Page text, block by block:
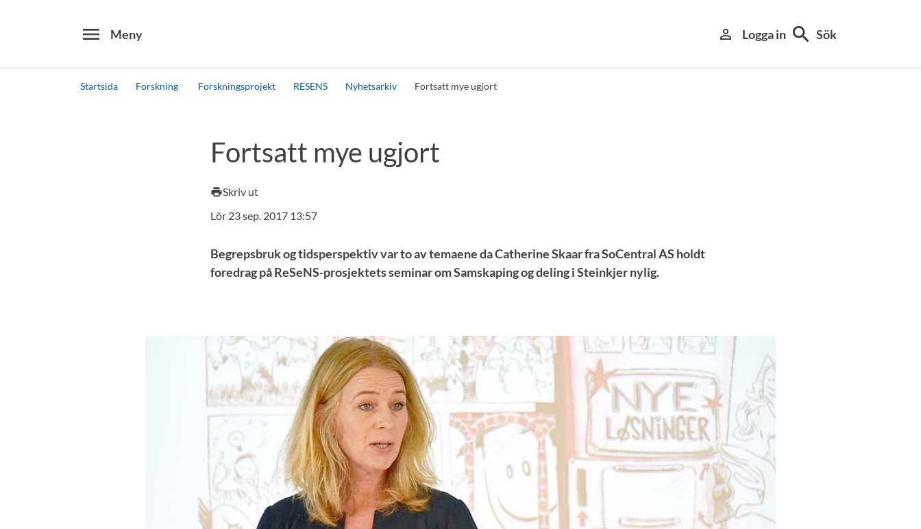
menu Meny person_outline Logga in search Sök
Startsida Forskning Forskningsprojekt RESENS Nyhetsarkiv Fortsatt mye ugjort
Detta är vår testmiljö - endast testdataFortsatt mye ugjort
printSkriv ut
Lör 23 sep. 2017 13:57
Begrepsbruk og tidsperspektiv var to av temaene da Catherine Skaar fra SoCentral AS holdt
foredrag på ReSeNS-prosjektets seminar om Samskaping og deling i Steinkjer nylig.